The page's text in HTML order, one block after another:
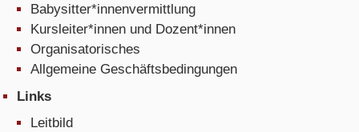
Babysitter*innenvermittlung
Kursleiter*innen und Dozent*innen
Organisatorisches
Allgemeine Geschäftsbedingungen
Links
Leitbild